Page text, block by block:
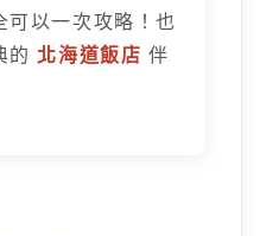
可以一次攻略！也
的 北海道飯店 伴